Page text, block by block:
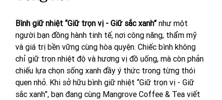
Bình giữ nhiệt “Giữ trọn vị - Giữ sắc xanh” như một
người bạn đồng hành tinh tế, nơi công năng, thẩm mỹ
và giá trị bền vững cùng hòa quyện. Chiếc bình không
chỉ giữ trọn nhiệt độ và hương vị đồ uống, mà còn phản
chiếu lựa chọn sống xanh đầy ý thức trong từng thói
quen nhỏ. Khi sở hữu bình giữ nhiệt “Giữ trọn vị - Giữ
sắc xanh”, bạn đang cùng Mangrove Coffee & Tea viết